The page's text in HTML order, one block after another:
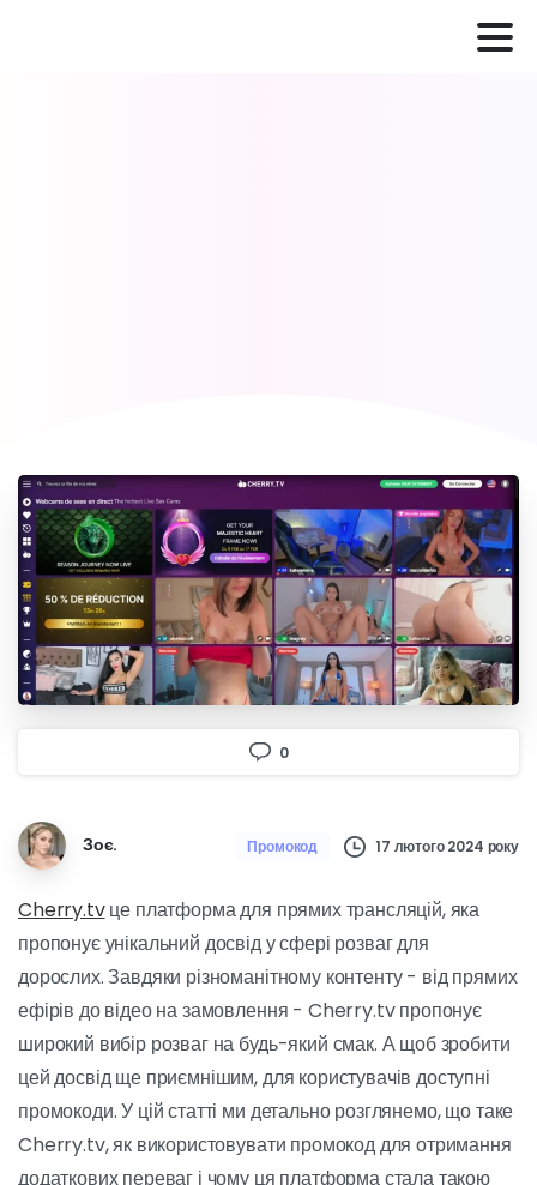
Зоє. Промокод 17 лютого 2024 року
Cherry.tv це платформа для прямих трансляцій, яка
пропонує унікальний досвід у сфері розваг для
дорослих. Завдяки різноманітному контенту - від прямих
ефірів до відео на замовлення - Cherry.tv пропонує
широкий вибір розваг на будь-який смак. А щоб зробити
цей досвід ще приємнішим, для користувачів доступні
промокоди. У цій статті ми детально розглянемо, що таке